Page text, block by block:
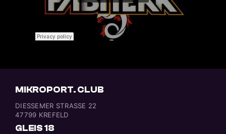
MIKROPORT. CLUB
DIESSEMER STRASSE 22
47799 KREFELD
GLEIS 18